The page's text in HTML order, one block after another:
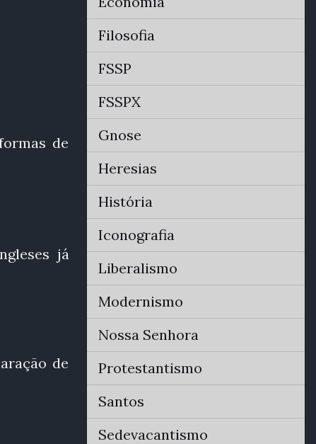
de
já
de
Filosofia
FSSP
FSSPX
Gnose
Heresias
História
Iconografia
Liberalismo
Modernismo
Nossa Senhora
Protestantismo
Santos
Sedevacantismo